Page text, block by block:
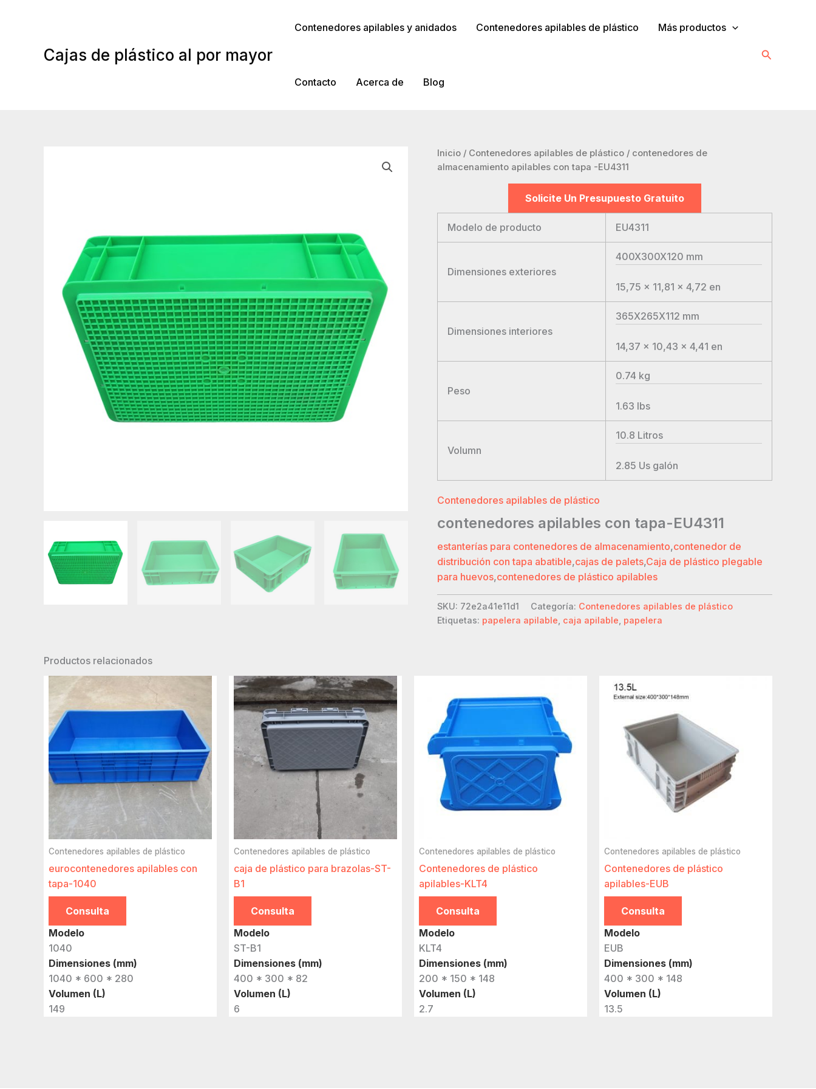
Cajas de plástico al por mayor
Contenedores apilables y anidados Contenedores apilables de plástico Más productos
Contacto Acerca de Blog
Buscar
Inicio / Contenedores apilables de plástico / contenedores de
almacenamiento apilables con tapa -EU4311
Solicite Un Presupuesto Gratuito
Modelo de producto EU4311
Dimensiones exteriores
400X300X120 mm
15,75 x 11,81 x 4,72 en
Dimensiones interiores
365X265X112 mm
14,37 x 10,43 x 4,41 en
Peso
0.74 kg
1.63 lbs
Volumn
10.8 Litros
2.85 Us galón
Contenedores apilables de plástico
contenedores apilables con tapa-EU4311
estanterías para contenedores de almacenamiento,contenedor de
distribución con tapa abatible,cajas de palets,Caja de plástico plegable
para huevos,contenedores de plástico apilables
SKU: 72e2a41e11d1 Categoría: Contenedores apilables de plástico
Etiquetas: papelera apilable caja apilable papelera
Productos relacionados
Contenedores apilables de plástico
eurocontenedores apilables con
tapa-1040
Consulta
Modelo
1040
Dimensiones (mm)
1040 * 600 * 280
Volumen (L)
149
Contenedores apilables de plástico
caja de plástico para brazolas-ST-
B1
Consulta
Modelo
ST-B1
Dimensiones (mm)
400 * 300 * 82
Volumen (L)
6
Contenedores apilables de plástico
Contenedores de plástico
apilables-KLT4
Consulta
Modelo
KLT4
Dimensiones (mm)
200 * 150 * 148
Volumen (L)
2.7
Contenedores apilables de plástico
Contenedores de plástico
apilables-EUB
Consulta
Modelo
EUB
Dimensiones (mm)
400 * 300 * 148
Volumen (L)
13.5